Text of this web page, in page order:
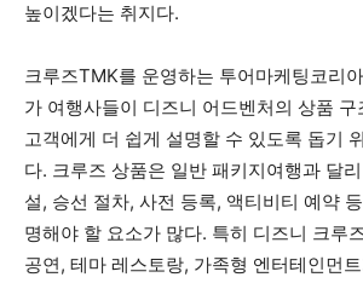
높이겠다는 취지다.
크루즈TMK를 운영하는 투어마케팅코리
가 여행사들이 디즈니 어드벤처의 상품
고객에게 더 쉽게 설명할 수 있도록 돕기
다. 크루즈 상품은 일반 패키지여행과 달
설, 승선 절차, 사전 등록, 액티비티 예약
명해야 할 요소가 많다. 특히 디즈니 크루
공연, 테마 레스토랑, 가족형 엔터테인먼